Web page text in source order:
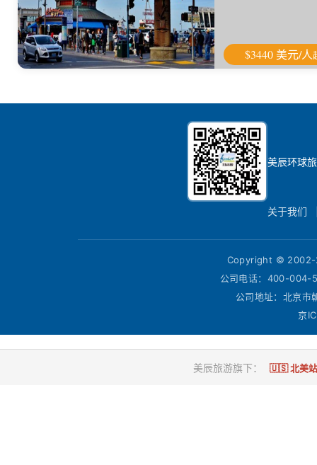
$3440 美元/人
美辰环球
关于我们
Copyright © 2002-
公司电话：400-
公司地址：北京市
京
美辰旅游旗下： 🇺🇸 北美站